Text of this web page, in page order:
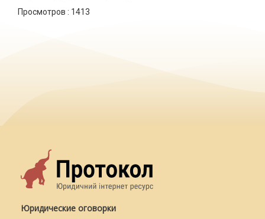
Просмотров : 1413
Юридические оговорки